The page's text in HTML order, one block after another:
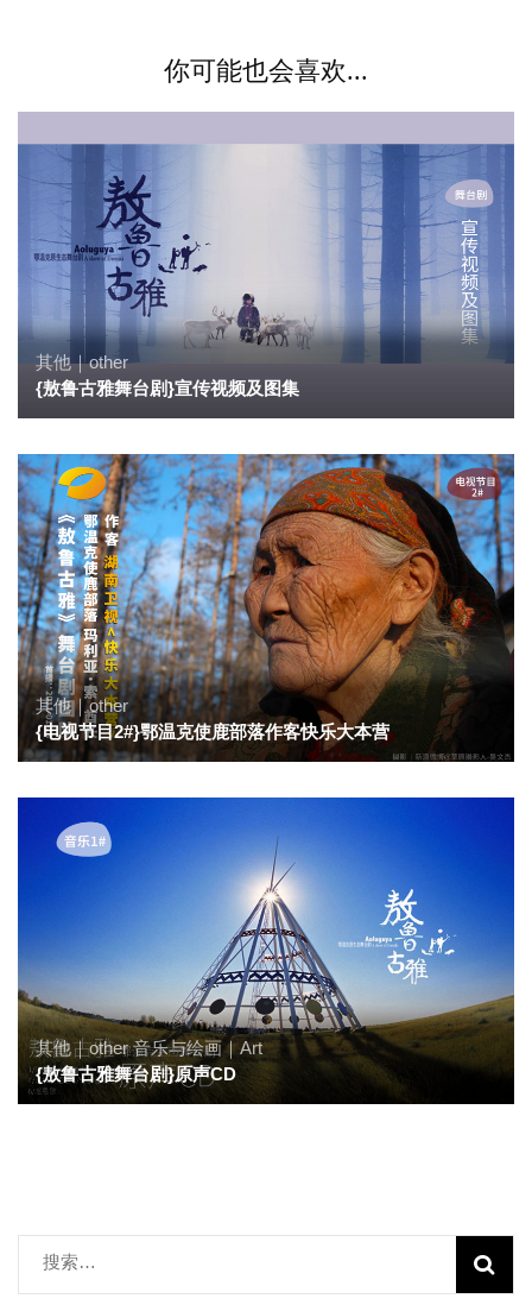
你可能也会喜欢...
其他｜other
{敖鲁古雅舞台剧}宣传视频及图集
其他｜other
{电视节目2#}鄂温克使鹿部落作客快乐大本营
其他｜other 音乐与绘画｜Art
{敖鲁古雅舞台剧}原声CD
搜
索：